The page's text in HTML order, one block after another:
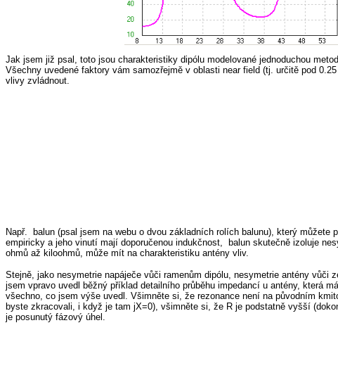
Jak jsem již psal, toto jsou charakteristiky dipólu modelované jednoduchou
Všechny uvedené faktory vám samozřejmě v oblasti near field (tj. určitě pod
vlivy zvládnout.
Např. balun (psal jsem na webu o dvou základních rolích balunu), který můžete
empiricky a jeho vinutí mají doporučenou indukčnost, balun skutečně izoluje
ohmů až kiloohmů, může mít na charakteristiku antény vliv.
Stejně, jako nesymetrie napáječe vůči ramenům dipólu, nesymetrie antény vůči
jsem vpravo uvedl běžný příklad detailního průběhu impedancí u antény, která
všechno, co jsem výše uvedl. Všimněte si, že rezonance není na původním
byste zkracovali, i když je tam jX=0), všimněte si, že R je podstatně vyšší
je posunutý fázový úhel.